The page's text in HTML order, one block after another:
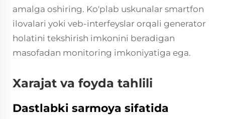
amalga oshiring. Ko'plab uskunalar smartfon
ilovalari yoki veb-interfeyslar orqali generator
holatini tekshirish imkonini beradigan
masofadan monitoring imkoniyatiga ega.
Xarajat va foyda tahlili
Dastlabki sarmoya sifatida